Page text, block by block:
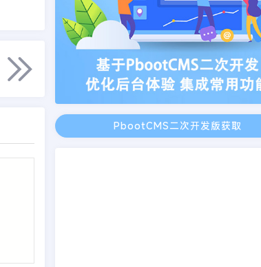
PbootCMS二次开发版获取